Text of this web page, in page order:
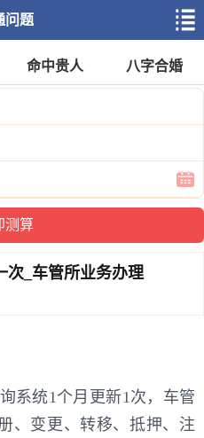
问题
命中贵人 八字合婚
次_车管所业务办理
系统1个月更新1次，车管
、变更、转移、抵押、注